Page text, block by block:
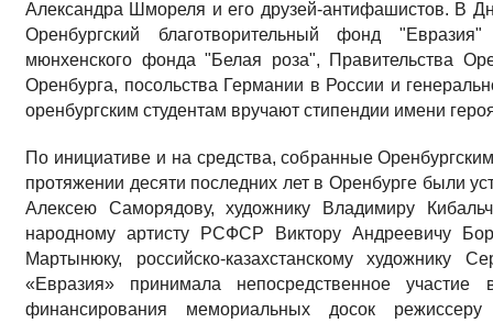
Александра Шмореля и его друзей-антифашистов. В
Оренбургский благотворительный фонд
мюнхенского фонда "Белая роза", Правительства
Оренбурга, посольства Германии в России и
оренбургским студентам вручают стипендии имени
По инициативе и на средства, собранные
протяжении десяти последних лет в Оренбурге были
Алексею Саморядову, художнику Владимиру
народному артисту РСФСР Виктору Андреевичу
Мартынюку, российско-казахстанскому художнику
«Евразия» принимала непосредственное участие
финансирования мемориальных досок